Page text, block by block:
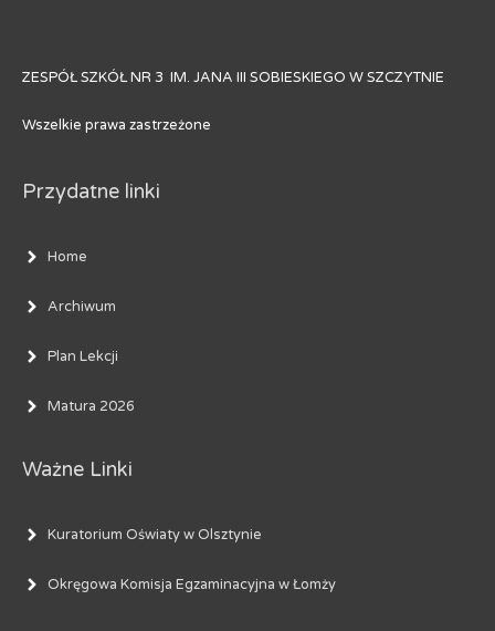
ZESPÓŁ SZKÓŁ NR 3 IM. JANA III SOBIESKIEGO W SZCZYTNIE
Wszelkie prawa zastrzeżone
Przydatne linki
Home
Archiwum
Plan Lekcji
Matura 2026
Ważne Linki
Kuratorium Oświaty w Olsztynie
Okręgowa Komisja Egzaminacyjna w Łomży